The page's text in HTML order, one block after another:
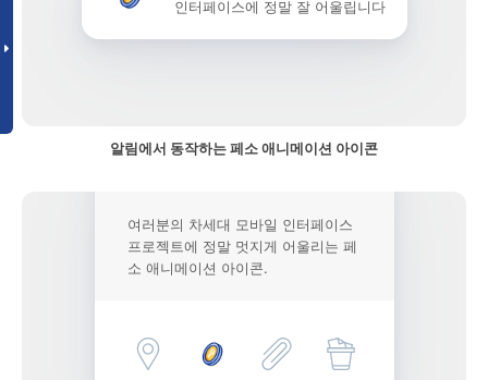
인터페이스에 정말 잘 어울립니다
알림에서 동작하는 페소 애니메이션 아이콘
여러분의 차세대 모바일 인터페이스
프로젝트에 정말 멋지게 어울리는 페
소 애니메이션 아이콘.